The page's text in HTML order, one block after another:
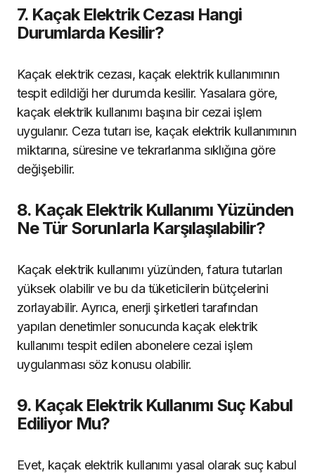
7. Kaçak Elektrik Cezası Hangi
Durumlarda Kesilir?
Kaçak elektrik cezası, kaçak elektrik kullanımının
tespit edildiği her durumda kesilir. Yasalara göre,
kaçak elektrik kullanımı başına bir cezai işlem
uygulanır. Ceza tutarı ise, kaçak elektrik kullanımının
miktarına, süresine ve tekrarlanma sıklığına göre
değişebilir.
8. Kaçak Elektrik Kullanımı Yüzünden
Ne Tür Sorunlarla Karşılaşılabilir?
Kaçak elektrik kullanımı yüzünden, fatura tutarları
yüksek olabilir ve bu da tüketicilerin bütçelerini
zorlayabilir. Ayrıca, enerji şirketleri tarafından
yapılan denetimler sonucunda kaçak elektrik
kullanımı tespit edilen abonelere cezai işlem
uygulanması söz konusu olabilir.
9. Kaçak Elektrik Kullanımı Suç Kabul
Ediliyor Mu?
Evet, kaçak elektrik kullanımı yasal olarak suç kabul